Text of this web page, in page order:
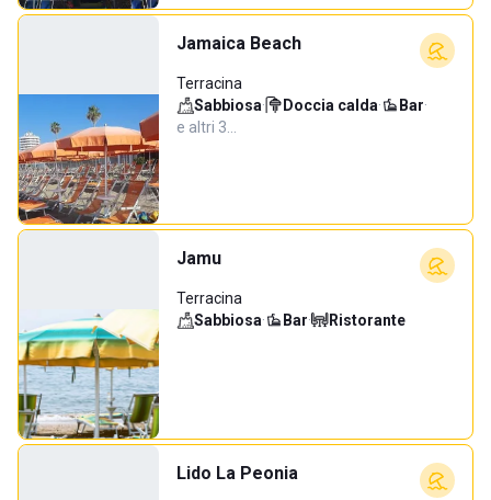
Jamaica Beach
Terracina
Sabbiosa· Doccia calda· Bar·
e altri 3…
Jamu
Terracina
Sabbiosa· Bar· Ristorante
Lido La Peonia